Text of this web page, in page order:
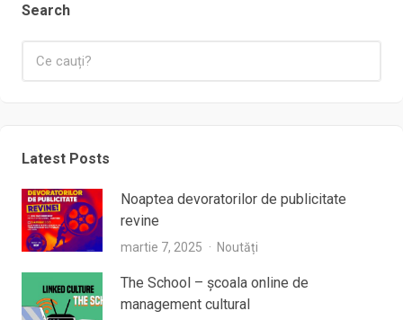
Search
Latest Posts
Noaptea devoratorilor de publicitate
revine
martie 7, 2025 Noutăți
The School – școala online de
management cultural